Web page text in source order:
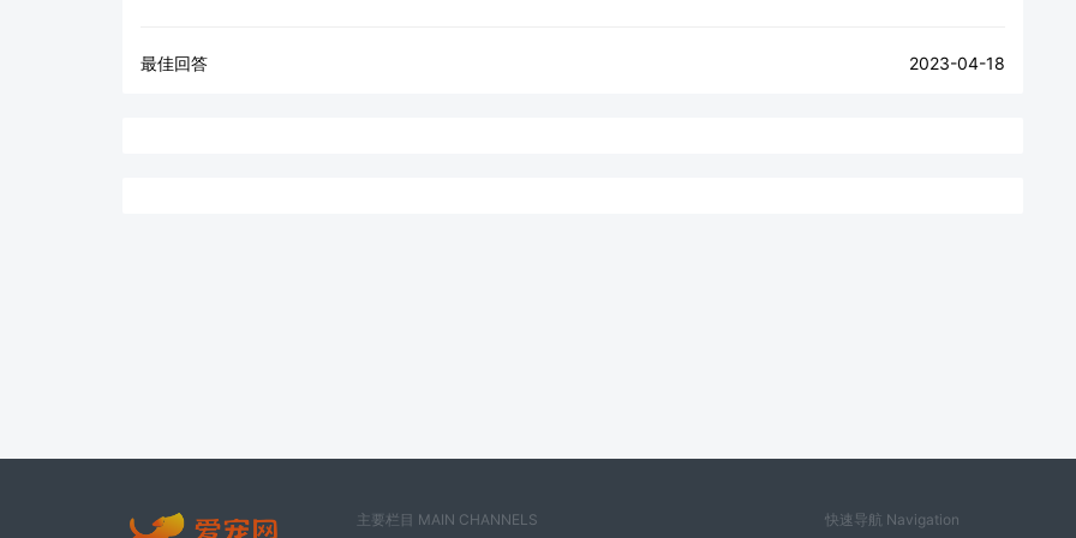
最佳回答 2023-04-18
主要栏目 MAIN CHANNELS 快速导航 Navigation